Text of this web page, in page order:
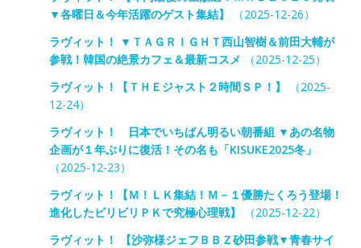
▼各曜日＆今年活躍のゲスト集結】
（2025-12-26）
ラヴィット！ ▼ＴＡＧＲＩＧＨＴ西山智樹＆前田大輔が
参戦！韓国の絶景カフェ＆最新コスメ
（2025-12-25）
ラヴィット！【ＴＨＥジャスト２時間ＳＰ！】
（2025-
12-24）
ラヴィット！ 日本でいちばん明るい朝番組 ▼あの名物
企画が１年ぶりに復活！その名も「KISUKE2025冬」
（2025-12-23）
ラヴィット！【Ｍ！ＬＫ集結！Ｍ－１優勝たくろう登場！
進化したビリビリＰＫで究極心理戦】
（2025-12-22）
ラヴィット！ 【沙弥様ジェフＢＢＺ砂田参戦▼青春サイ